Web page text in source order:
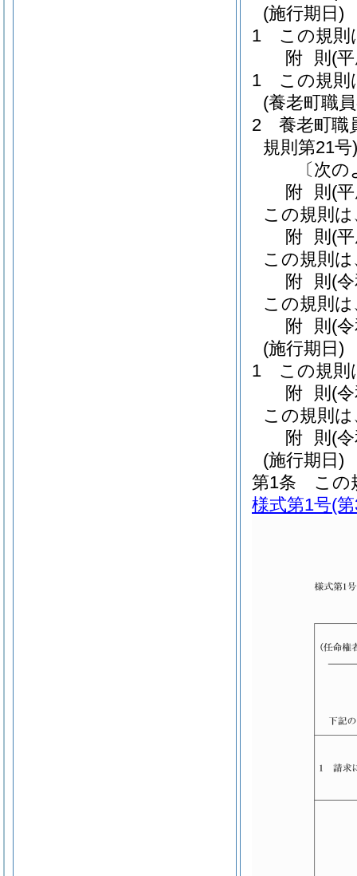
(施行期日)
1
この規則
附 則 (
1
この規則
(養老町職
2
養老町職
規則第21号)
〔次
附 則 (
この規則
附 則 (
この規則
附 則 (
この規則
附 則 (
(施行期日)
1
この規則
附 則 (
この規則
附 則 (
(施行期日)
第1条
この
様式第1号(